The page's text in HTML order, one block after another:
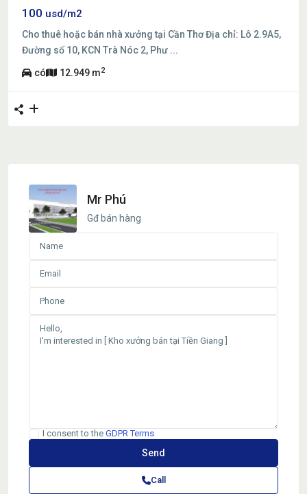
100 usd/m2
Cho thuê hoặc bán nhà xưởng tại Cần Thơ Địa chỉ: Lô 2.9A5,
Đường số 10, KCN Trà Nóc 2, Phư ...
có 12.949 m2
Mr Phú
Gđ bán hàng
I consent to the GDPR Terms
Call